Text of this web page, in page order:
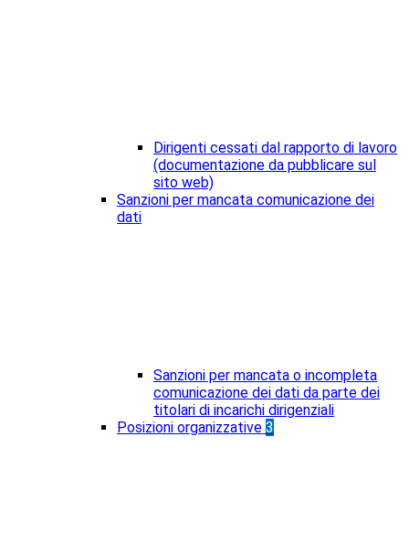
Dirigenti cessati dal rapporto di lavoro
(documentazione da pubblicare sul
sito web)
Sanzioni per mancata comunicazione dei
dati
Sanzioni per mancata o incompleta
comunicazione dei dati da parte dei
titolari di incarichi dirigenziali
Posizioni organizzative 3